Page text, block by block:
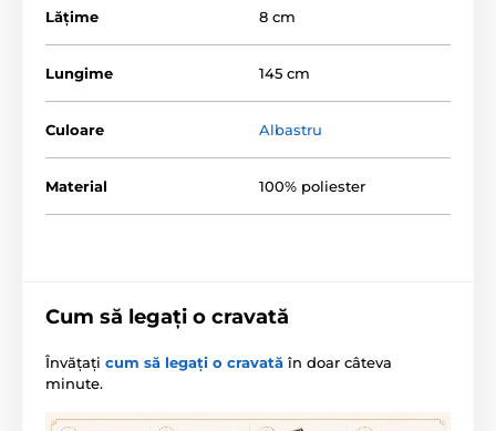
Lăţime 8 cm
Lungime 145 cm
Culoare Albastru
Material 100% poliester
Cum să legați o cravată
Învățați cum să legați o cravată în doar câteva
minute.